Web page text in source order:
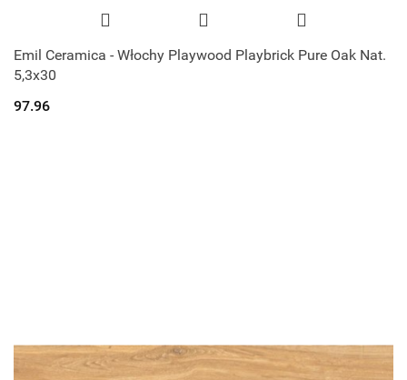
Emil Ceramica - Włochy Playwood Playbrick Pure Oak Nat.
5,3x30
97.96